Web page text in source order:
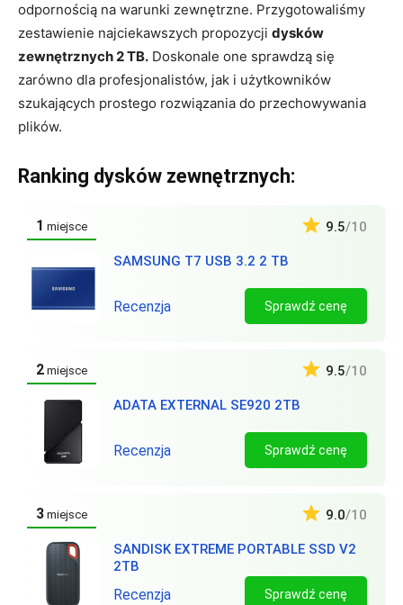
odpornością na warunki zewnętrzne. Przygotowaliśmy
zestawienie najciekawszych propozycji dysków
zewnętrznych 2 TB. Doskonale one sprawdzą się
zarówno dla profesjonalistów, jak i użytkowników
szukających prostego rozwiązania do przechowywania
plików.
Ranking dysków zewnętrznych:
1 miejsce
SAMSUNG T7 USB 3.2 2 TB
9.5/10
Recenzja Sprawdź cenę
2 miejsce
ADATA EXTERNAL SE920 2TB
9.5/10
Recenzja Sprawdź cenę
3 miejsce
SANDISK EXTREME PORTABLE SSD V2
2TB
9.0/10
Recenzja Sprawdź cenę